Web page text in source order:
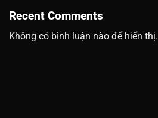
Recent Comments
Không có bình luận nào để hiển thị.